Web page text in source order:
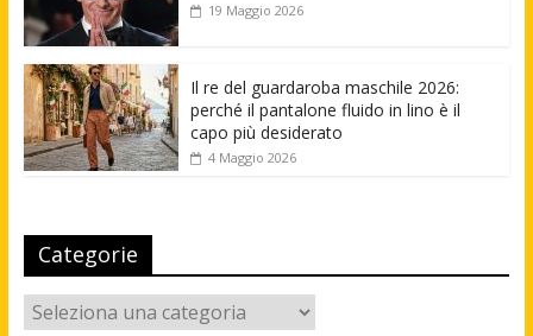
19 Maggio 2026
Il re del guardaroba maschile 2026:
perché il pantalone fluido in lino è il
capo più desiderato
4 Maggio 2026
Categorie
Categorie